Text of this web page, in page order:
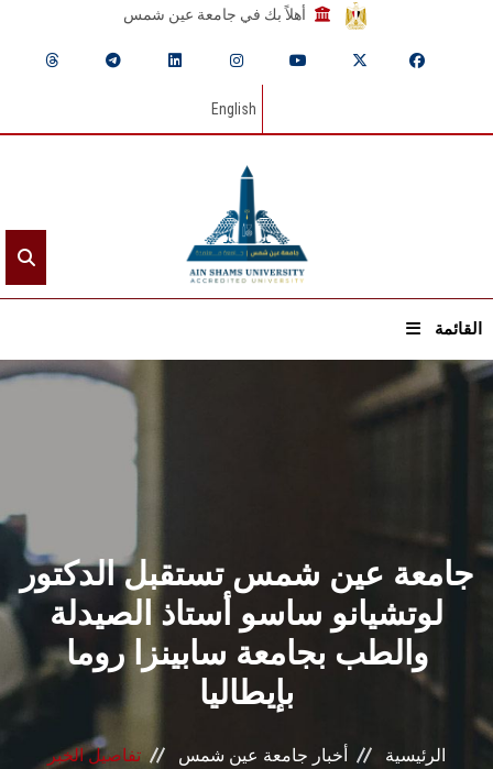
أهلاً بك في جامعة عين شمس
English
القائمة
القطاعـات
الشئون الأكاديمية
البحث العلمي
الرعاية الصحية
المراكز والوحدات
جامعة عين شمس تستقبل الدكتور
لوتشيانو ساسو أستاذ الصيدلة
والطب بجامعة سابينزا روما
بإيطاليا
الرئيسية أخبار جامعة عين شمس تفاصيل الخبر